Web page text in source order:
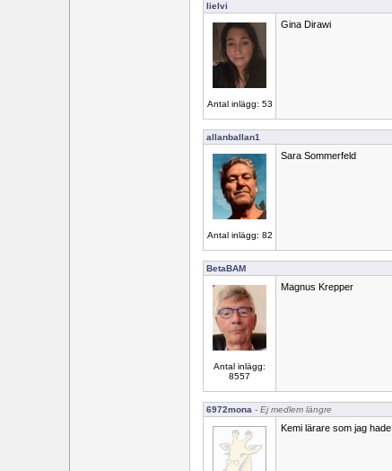
lielvi
Antal inlägg: 53
Gina Dirawi
allanballan1
Antal inlägg: 82
Sara Sommerfeld
BetaBAM
Antal inlägg:
8557
Magnus Krepper
6972mona - Ej medlem längre
Kemi lärare som jag hade